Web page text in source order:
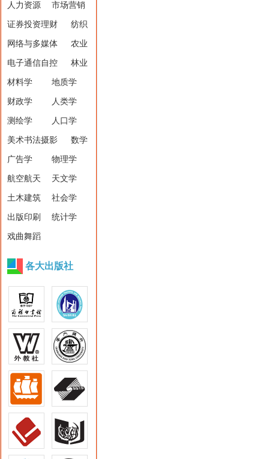
人力资源 市场营销
证券投资理财 纺织
网络与多媒体 农业
电子通信自控 林业
材料学 地质学
财政学 人类学
测绘学 人口学
美术书法摄影 数学
广告学 物理学
航空航天 天文学
土木建筑 社会学
出版印刷 统计学
戏曲舞蹈
各大出版社